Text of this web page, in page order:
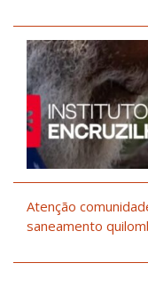
Atenção
saneamento